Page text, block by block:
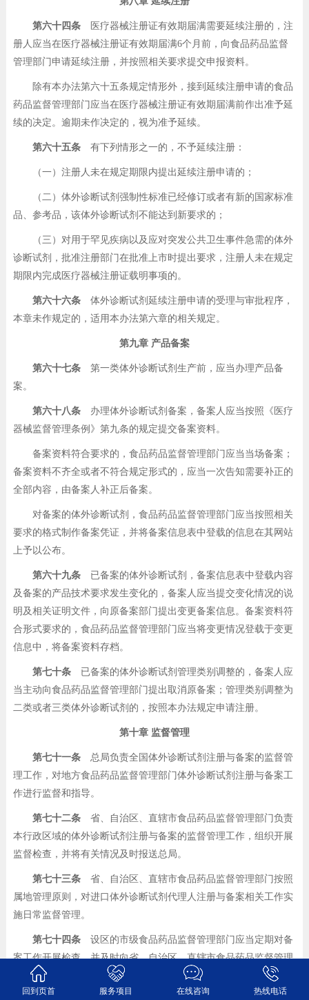
第六十四条医疗器械注册证有效期届满需要延续注册的，注
册人应当在医疗器械注册证有效期届满6个月前，向食品药品监督
管理部门申请延续注册，并按照相关要求提交申报资料。
除有本办法第六十五条规定情形外，接到延续注册申请的食品
药品监督管理部门应当在医疗器械注册证有效期届满前作出准予延
续的决定。逾期未作决定的，视为准予延续。
第六十五条有下列情形之一的，不予延续注册：
（一）注册人未在规定期限内提出延续注册申请的；
（二）体外诊断试剂强制性标准已经修订或者有新的国家标准
品、参考品，该体外诊断试剂不能达到新要求的；
（三）对用于罕见疾病以及应对突发公共卫生事件急需的体外
诊断试剂，批准注册部门在批准上市时提出要求，注册人未在规定
期限内完成医疗器械注册证载明事项的。
第六十六条体外诊断试剂延续注册申请的受理与审批程序，
本章未作规定的，适用本办法第六章的相关规定。
第九章 产品备案
第六十七条第一类体外诊断试剂生产前，应当办理产品备
案。
第六十八条办理体外诊断试剂备案，备案人应当按照《医疗
器械监督管理条例》第九条的规定提交备案资料。
备案资料符合要求的，食品药品监督管理部门应当当场备案；
备案资料不齐全或者不符合规定形式的，应当一次告知需要补正的
全部内容，由备案人补正后备案。
对备案的体外诊断试剂，食品药品监督管理部门应当按照相关
要求的格式制作备案凭证，并将备案信息表中登载的信息在其网站
上予以公布。
第六十九条已备案的体外诊断试剂，备案信息表中登载内容
及备案的产品技术要求发生变化的，备案人应当提交变化情况的说
明及相关证明文件，向原备案部门提出变更备案信息。备案资料符
合形式要求的，食品药品监督管理部门应当将变更情况登载于变更
信息中，将备案资料存档。
第七十条已备案的体外诊断试剂管理类别调整的，备案人应
当主动向食品药品监督管理部门提出取消原备案；管理类别调整为
二类或者三类体外诊断试剂的，按照本办法规定申请注册。
第十章 监督管理
第七十一条总局负责全国体外诊断试剂注册与备案的监督管
理工作，对地方食品药品监督管理部门体外诊断试剂注册与备案工
作进行监督和指导。
第七十二条省、自治区、直辖市食品药品监督管理部门负责
本行政区域的体外诊断试剂注册与备案的监督管理工作，组织开展
监督检查，并将有关情况及时报送总局。
第七十三条省、自治区、直辖市食品药品监督管理部门按照
属地管理原则，对进口体外诊断试剂代理人注册与备案相关工作实
施日常监督管理。
第七十四条设区的市级食品药品监督管理部门应当定期对备
案工作开展检查，并及时向省、自治区、直辖市食品药品监督管理
部门报送相关信息。
回到页首 服务项目 在线咨询 热线电话